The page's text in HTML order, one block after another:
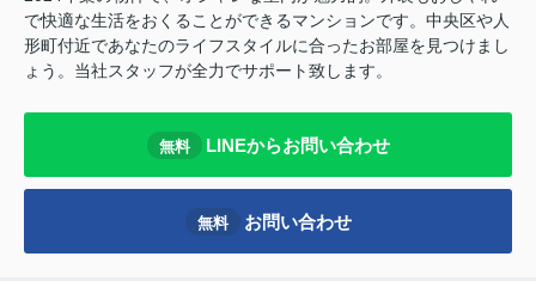
で快適な生活をおくることができるマンションです。中央区や人
形町付近であなたのライフスタイルに合ったお部屋を見つけまし
ょう。当社スタッフが全力でサポート致します。
無料 LINEからお問い合わせ
無料 お問い合わせ